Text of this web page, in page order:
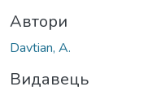
Автори
Davtian, A.
Видавець